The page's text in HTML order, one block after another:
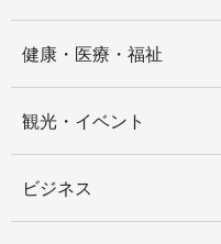
健康・医療・福祉
観光・イベント
ビジネス